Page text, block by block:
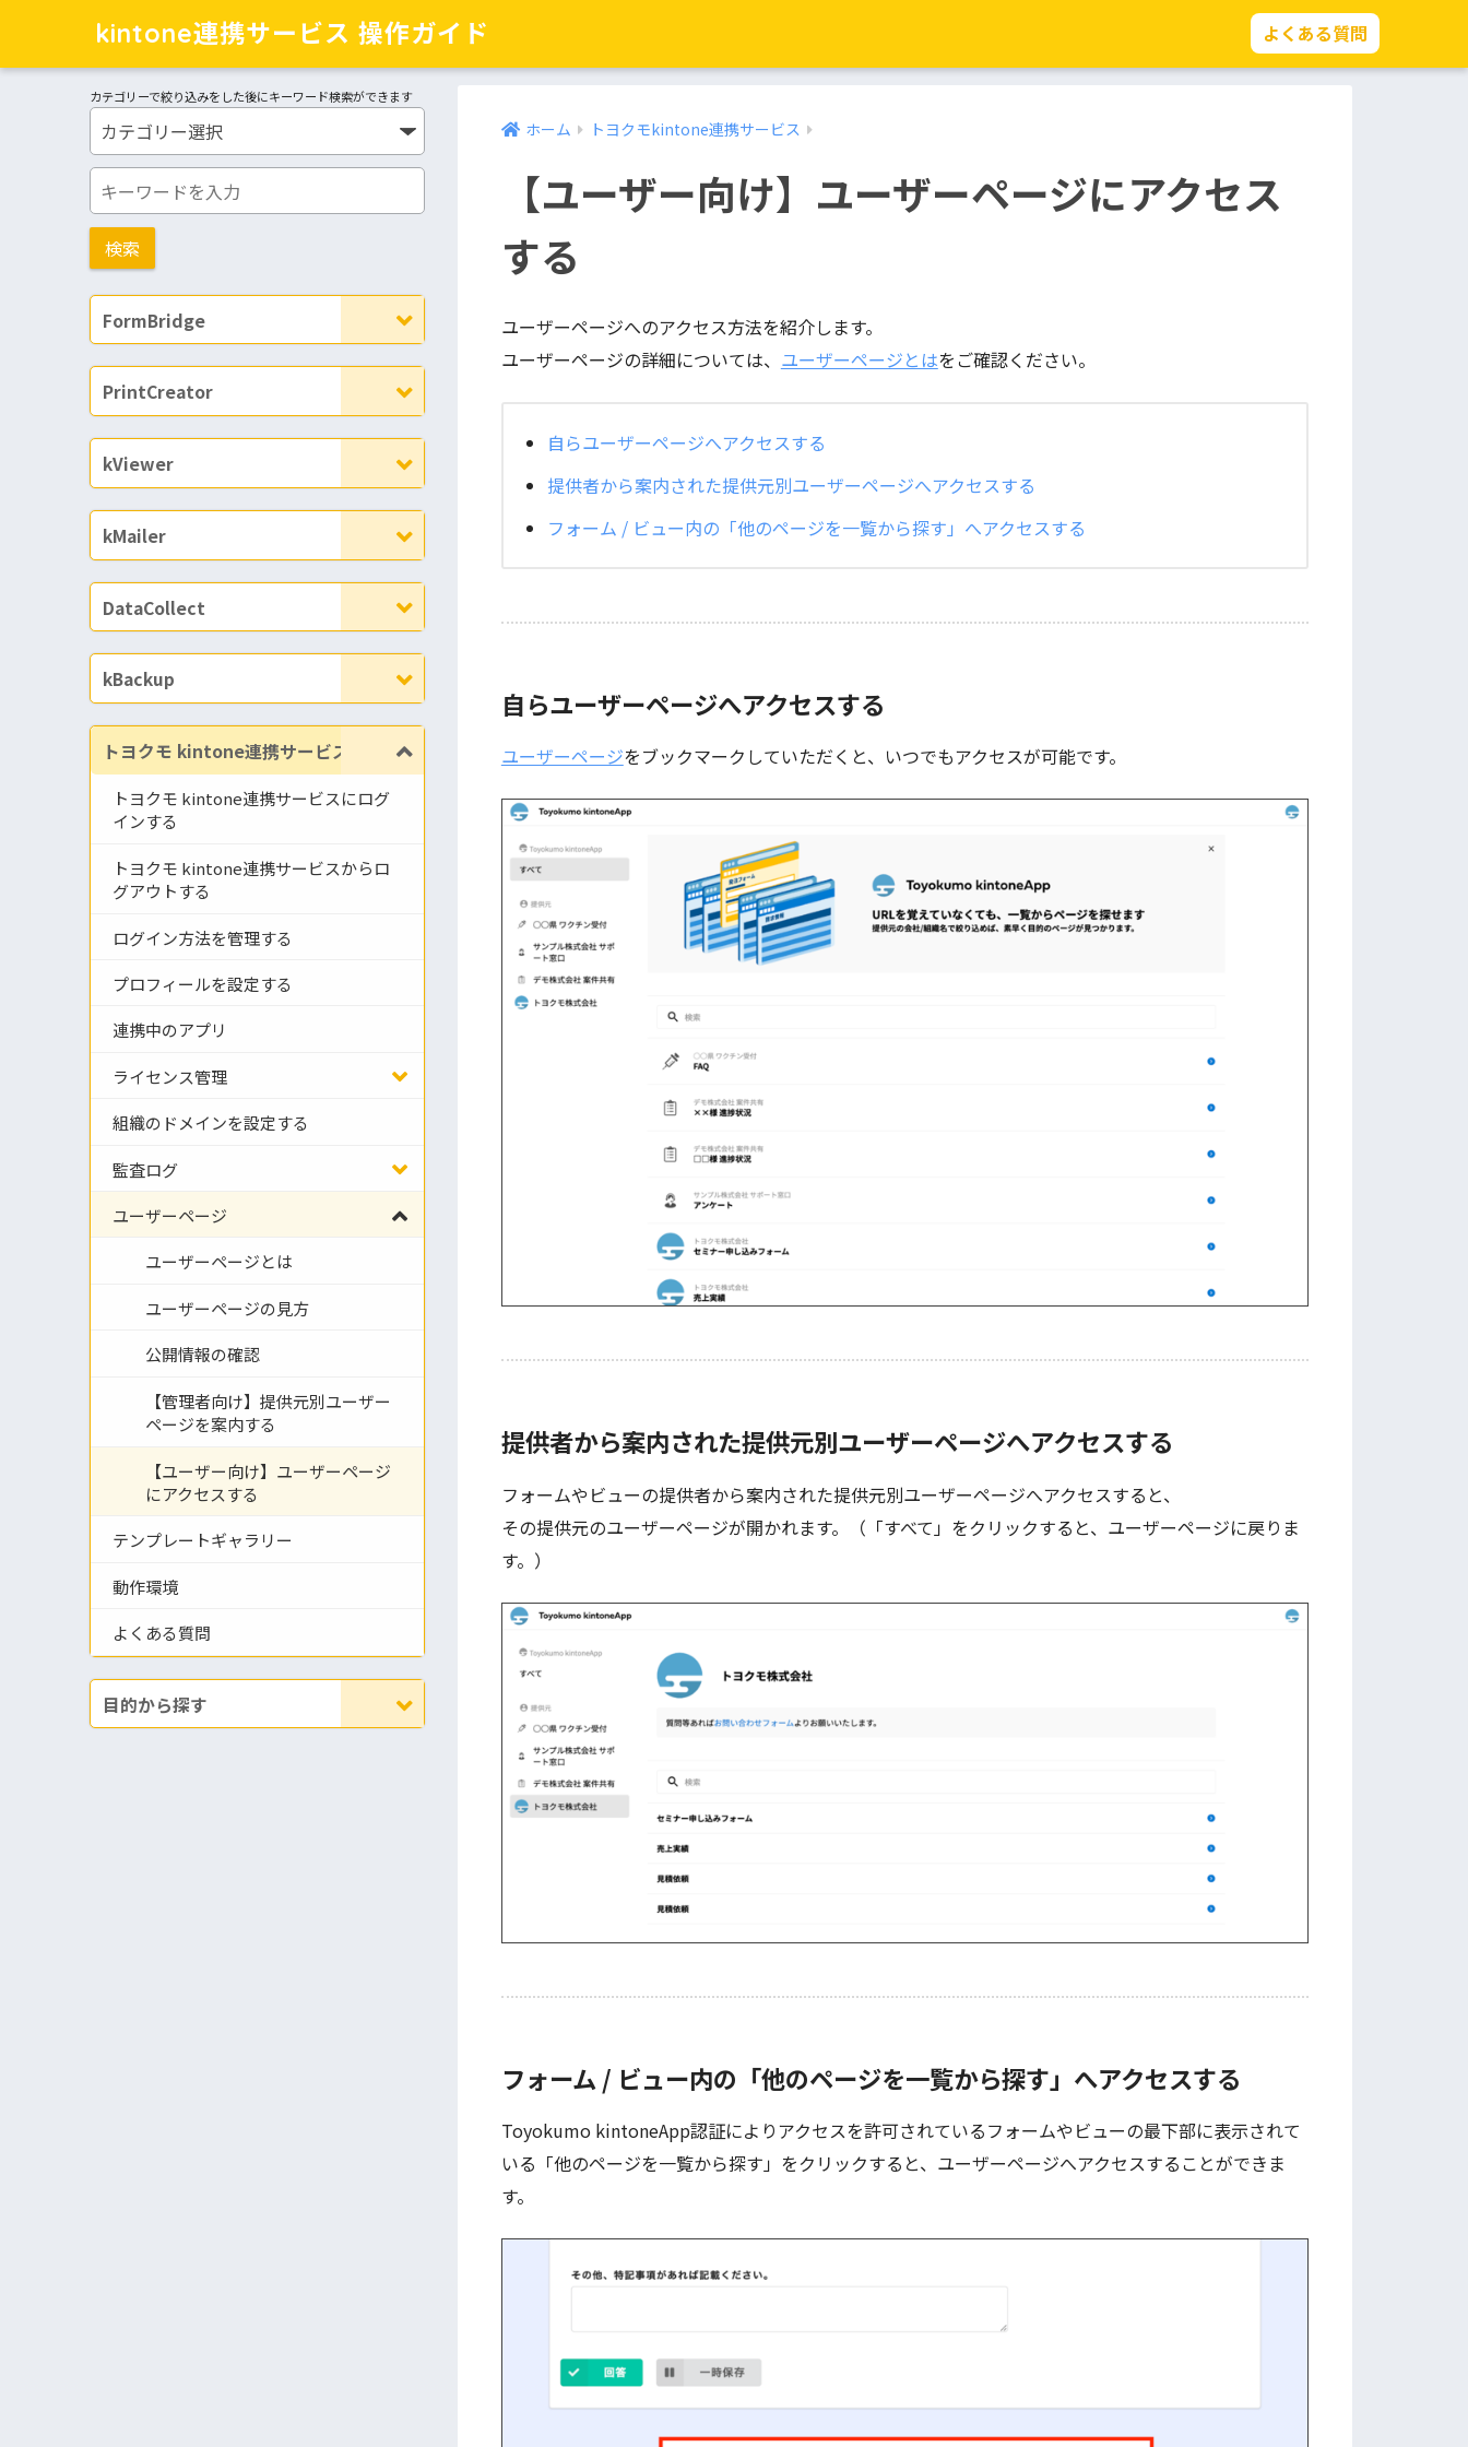
kintone連携サービス 操作ガイド よくある質問
カテゴリーで絞り込みをした後にキーワード検索ができます
FormBridge
PrintCreator
kViewer
kMailer
DataCollect
kBackup
トヨクモ kintone連携サービス
トヨクモ kintone連携サービスにログ
インする
トヨクモ kintone連携サービスからロ
グアウトする
ログイン方法を管理する
プロフィールを設定する
連携中のアプリ
ライセンス管理
組織のドメインを設定する
監査ログ
ユーザーページ
ユーザーページとは
ユーザーページの見方
公開情報の確認
【管理者向け】提供元別ユーザー
ページを案内する
【ユーザー向け】ユーザーページ
にアクセスする
テンプレートギャラリー
動作環境
よくある質問
目的から探す
ホーム トヨクモkintone連携サービス
【ユーザー向け】ユーザーページにアクセス
する
ユーザーページへのアクセス方法を紹介します。
ユーザーページの詳細については、 ユーザーページとはをご確認ください。
自らユーザーページへアクセスする
提供者から案内された提供元別ユーザーページへアクセスする
フォーム / ビュー内の「他のページを一覧から探す」へアクセスする
自らユーザーページへアクセスする
ユーザーページをブックマークしていただくと、いつでもアクセスが可能です。
提供者から案内された提供元別ユーザーページへアクセスする
フォームやビューの提供者から案内された提供元別ユーザーページへアクセスすると、
その提供元のユーザーページが開かれます。（「すべて」をクリックすると、ユーザーページに戻りま
す。）
フォーム / ビュー内の「他のページを一覧から探す」へアクセスする
Toyokumo kintoneApp認証によりアクセスを許可されているフォームやビューの最下部に表示されて
いる「他のページを一覧から探す」をクリックすると、ユーザーページへアクセスすることができま
す。